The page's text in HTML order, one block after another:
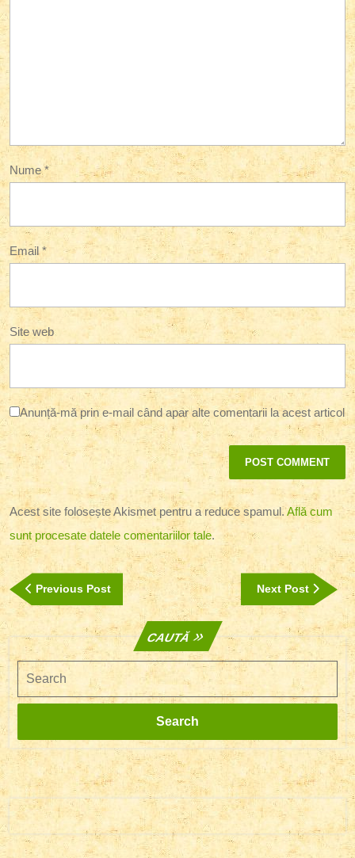
Nume*
Email*
Site web
Anunță-mă prin e-mail când apar alte comentarii la acest articol
Acest site folosește Akismet pentru a reduce spamul.Află cum
sunt procesate datele comentariilor tale.
Navigare
în
articole
Previous PostPrevious
Post
Next Post
Next
Post
CAUTĂ
Search
Search